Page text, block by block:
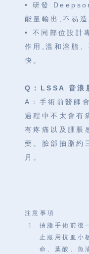
• 研發
能量輸出,不易
• 不同部位設計
作用,溫和溶脂
快。
Q：LSSA 音浪
A：手術前醫師
過程中不太會有
有疼痛以及腫脹
藥。臉部抽脂約
月。
注意事項
抽脂手術前後
止服用抗血小
命、葉酸、魚